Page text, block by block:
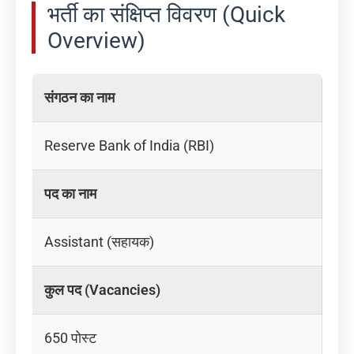
भर्ती का संक्षिप्त विवरण (Quick
Overview)
संगठन का नाम
Reserve Bank of India (RBI)
पद का नाम
Assistant (सहायक)
कुल पद (Vacancies)
650 पोस्ट